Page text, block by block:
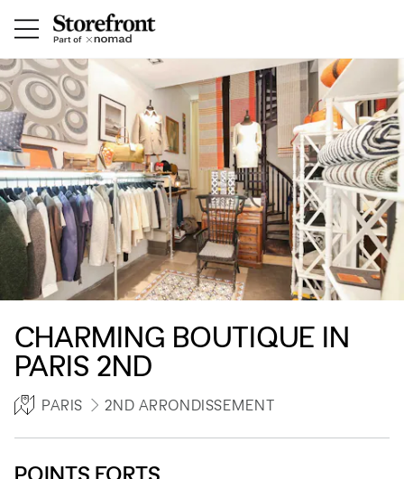
CHARMING BOUTIQUE IN
PARIS 2ND
PARIS 2ND ARRONDISSEMENT